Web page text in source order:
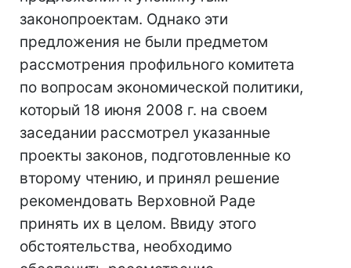
законопроектам. Однако эти
предложения не были предметом
рассмотрения профильного комитета
по вопросам экономической политики,
который 18 июня 2008 г. на своем
заседании рассмотрел указанные
проекты законов, подготовленные ко
второму чтению, и принял решение
рекомендовать Верховной Раде
принять их в целом. Ввиду этого
обстоятельства, необходимо